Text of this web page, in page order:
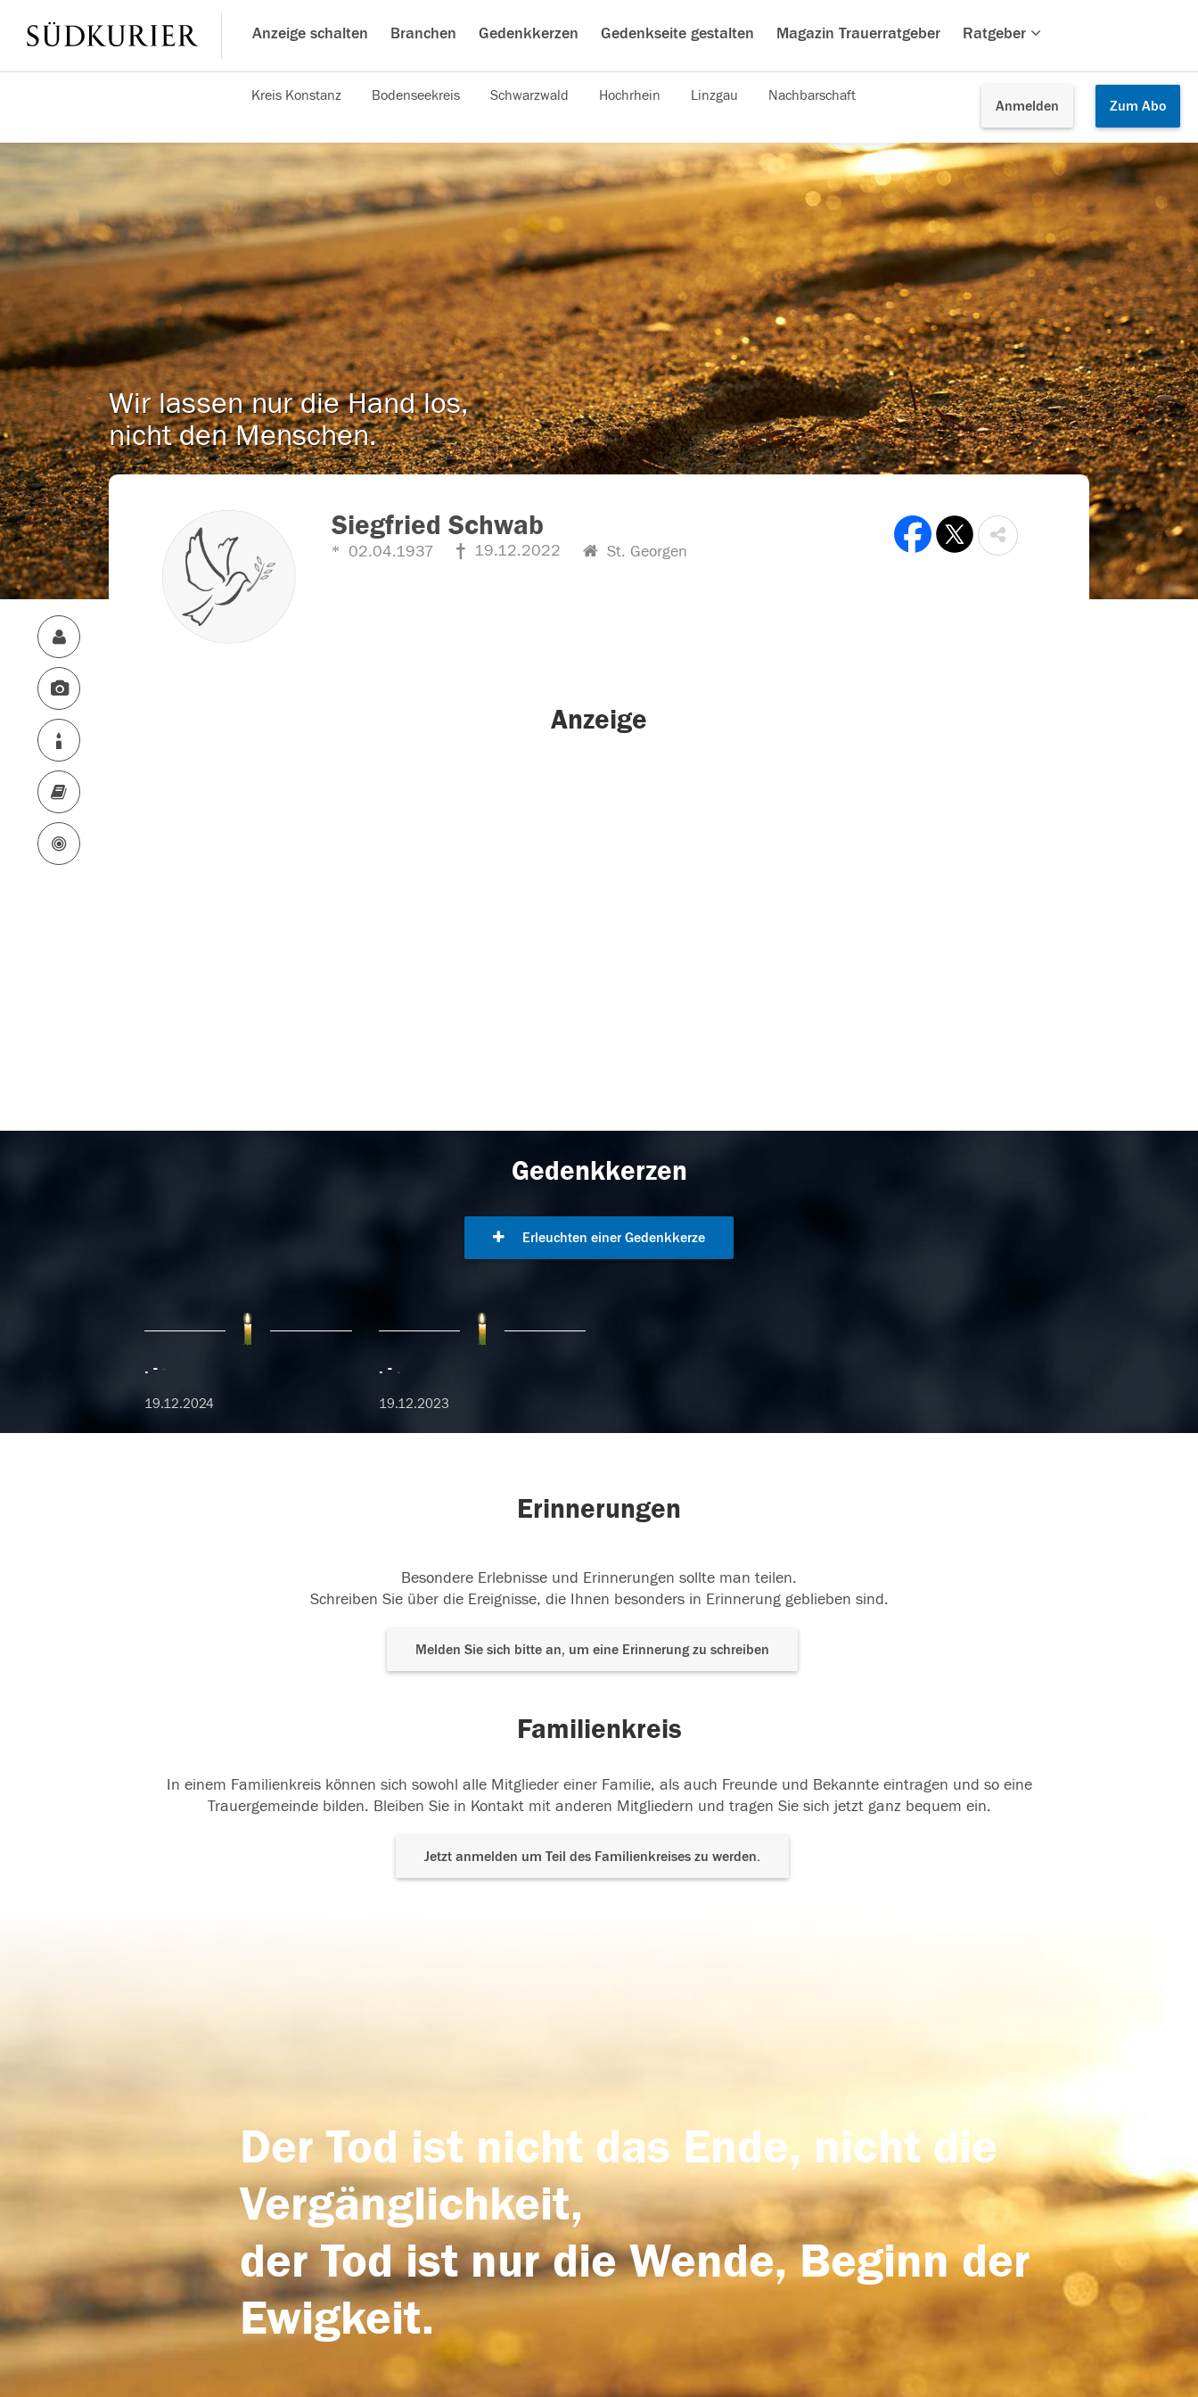
Anzeige schalten Branchen Gedenkkerzen Gedenkseite gestalten Magazin Trauerratgeber Ratgeber
Anmelden Zum Abo
Kreis Konstanz Bodenseekreis Schwarzwald Hochrhein Linzgau Nachbarschaft
Wir lassen nur die Hand los,
nicht den Menschen.
Siegfried Schwab
02.04.1937 19.12.2022 St. Georgen
Anzeige
Gedenkkerzen
Erleuchten einer Gedenkkerze
. -
19.12.2024
. .
19.12.2023
Erinnerungen
Besondere Erlebnisse und Erinnerungen sollte man teilen.
Schreiben Sie über die Ereignisse, die Ihnen besonders in Erinnerung geblieben sind.
Melden Sie sich bitte an, um eine Erinnerung zu schreiben
Familienkreis
In einem Familienkreis können sich sowohl alle Mitglieder einer Familie, als auch Freunde und Bekannte eintragen und so eine
Trauergemeinde bilden. Bleiben Sie in Kontakt mit anderen Mitgliedern und tragen Sie sich jetzt ganz bequem ein.
Jetzt anmelden um Teil des Familienkreises zu werden.
Der Tod ist nicht das Ende, nicht die
Vergänglichkeit,
der Tod ist nur die Wende, Beginn der
Ewigkeit.